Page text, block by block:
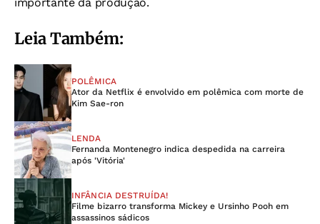
Leia Também:
POLÊMICA
Ator da Netflix é envolvido em polêmica com morte de
Kim Sae-ron
LENDA
Fernanda Montenegro indica despedida na carreira
após 'Vitória'
INFÂNCIA DESTRUÍDA!
Filme bizarro transforma Mickey e Ursinho Pooh em
assassinos sádicos